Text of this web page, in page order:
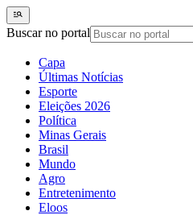
Buscar no portal
Capa
Últimas Notícias
Esporte
Eleições 2026
Política
Minas Gerais
Brasil
Mundo
Agro
Entretenimento
Eloos